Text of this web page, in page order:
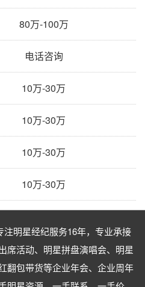
80万-100万
电话咨询
10万-30万
10万-30万
10万-30万
10万-30万
注明星经纪服务16年，专业承接
席活动、明星拼盘演唱会、明星
翻包带货等企业年会、企业周年